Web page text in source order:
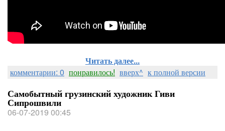
Читать далее...
комментарии: 0 понравилось! вверх^ к полной версии
Самобытный грузинский художник Гиви
Сипрошвили
06-07-2019 00:45